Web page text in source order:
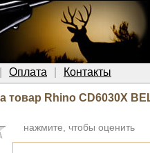
Оплата Контакты
товар Rhino CD6030X
нажмите, чтобы оценить